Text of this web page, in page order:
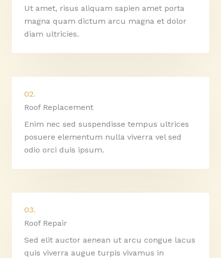
Ut amet, risus aliquam sapien amet porta
magna quam dictum arcu magna et dolor
diam ultricies.
02.
Roof Replacement
Enim nec sed suspendisse tempus ultrices
posuere elementum nulla viverra vel sed
odio orci duis ipsum.
03.
Roof Repair
Sed elit auctor aenean ut arcu congue lacus
quis viverra augue turpis vivamus in